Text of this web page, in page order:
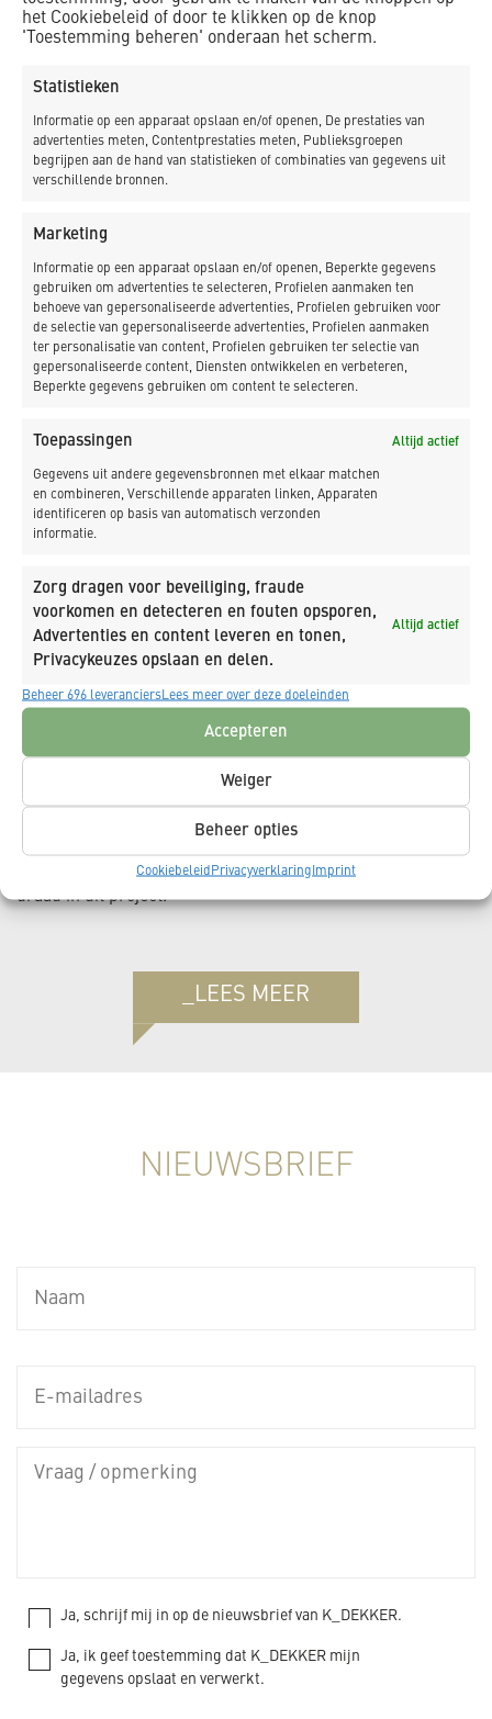
het Cookiebeleid of door te klikken op de knop
'Toestemming beheren' onderaan het scherm.
Statistieken
Informatie op een apparaat opslaan en/of openen, De prestaties van
advertenties meten, Contentprestaties meten, Publieksgroepen
begrijpen aan de hand van statistieken of combinaties van gegevens uit
verschillende bronnen.
Marketing
Informatie op een apparaat opslaan en/of openen, Beperkte gegevens
gebruiken om advertenties te selecteren, Profielen aanmaken ten
behoeve van gepersonaliseerde advertenties, Profielen gebruiken voor
de selectie van gepersonaliseerde advertenties, Profielen aanmaken
ter personalisatie van content, Profielen gebruiken ter selectie van
gepersonaliseerde content, Diensten ontwikkelen en verbeteren,
Beperkte gegevens gebruiken om content te selecteren.
Toepassingen Altijd actief
Gegevens uit andere gegevensbronnen met elkaar matchen
en combineren, Verschillende apparaten linken, Apparaten
identificeren op basis van automatisch verzonden
informatie.
Zorg dragen voor beveiliging, fraude
voorkomen en detecteren en fouten opsporen,
Advertenties en content leveren en tonen,
Privacykeuzes opslaan en delen.
Altijd actief
Beheer 696 leveranciersLees meer over deze doeleinden
Accepteren
Weiger
Beheer opties
Cookiebeleid Privacyverklaring Imprint
PROJECTINFORMATIE
Utrecht CS
Utrecht
De omgeving van Utrecht CS is compleet vernieuwd.
K_Dekker was betrokken bij een aantal deelprojecten,
waaronder Forum Zuid en daaronder de fietsenstalling
Knoop aan de westzijde van het station. De communicatie
omgevingsmanagement vanwege de drukke reizigers- en
verkeersstromen en de grote tijdsdruk waren de rode
draad in dit project.
_LEES MEER
NIEUWSBRIEF
Ja, schrijf mij in op de nieuwsbrief van K_DEKKER.
Ja, ik geef toestemming dat K_DEKKER mijn
gegevens opslaat en verwerkt.